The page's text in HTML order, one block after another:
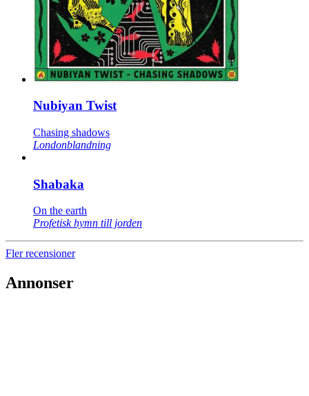
Nubiyan Twist
Chasing shadows
Londonblandning
Shabaka
On the earth
Profetisk hymn till jorden
Fler recensioner
Annonser